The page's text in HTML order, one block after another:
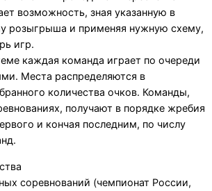
возможность, зная указанную в
розыгрыша и применяя нужную схему,
игр.
каждая команда играет по очереди
Места распределяются в
количества очков. Команды,
получают в порядке жребия
и кончая последним, по числу
соревнований (чемпионат России,